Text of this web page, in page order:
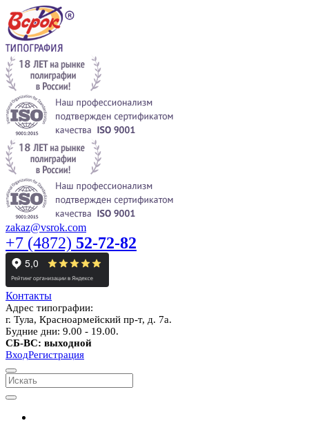
zakaz@vsrok.com
+7 (4872) 52-72-82
Контакты
Адрес типографии:
г. Тула, Красноармейский пр-т, д. 7а.
Будние дни: 9.00 - 19.00.
СБ-ВС: выходной
ВходРегистрация